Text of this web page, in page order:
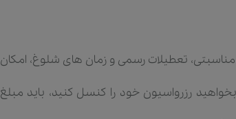
مناسبتی، تعطیلات رسمی و زمان های شلوغ، امکان
رزرواسیون خود را کنسل کنید، باید مبلغ